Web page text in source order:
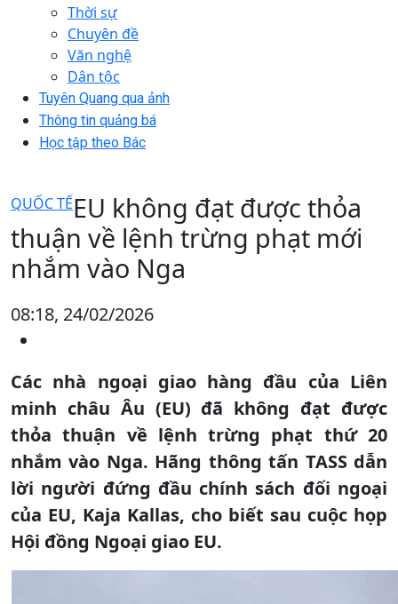
Thời sự
Chuyên đề
Văn nghệ
Dân tộc
Tuyên Quang qua ảnh
Thông tin quảng bá
Học tập theo Bác
QUỐC TẾEU không đạt được thỏa
thuận về lệnh trừng phạt mới
nhắm vào Nga
08:18, 24/02/2026
Các nhà ngoại giao hàng đầu của Liên
minh châu Âu (EU) đã không đạt được
thỏa thuận về lệnh trừng phạt thứ 20
nhắm vào Nga. Hãng thông tấn TASS dẫn
lời người đứng đầu chính sách đối ngoại
của EU, Kaja Kallas, cho biết sau cuộc họp
Hội đồng Ngoại giao EU.